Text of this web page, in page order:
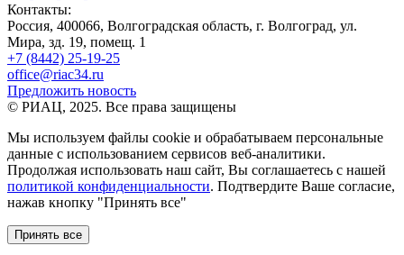
Контакты:
Россия, 400066, Волгоградская область, г. Волгоград, ул.
Мира, зд. 19, помещ. 1
+7 (8442) 25-19-25
office@riac34.ru
Предложить новость
© РИАЦ, 2025. Все права защищены
Мы используем файлы сookie и обрабатываем персональные
данные с использованием сервисов веб-аналитики.
Продолжая использовать наш сайт, Вы соглашаетесь с нашей
политикой конфиденциальности. Подтвердите Ваше согласие,
нажав кнопку "Принять все"
Принять все